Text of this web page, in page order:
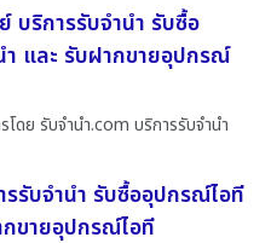
บริการรับจำนำ รับซื้อ
และ รับฝากขายอุปกรณ์
ดย รับจํานํา.com บริการรับจำนำ
รรับจำนำ รับซื้ออุปกรณ์ไอที
ขายอุปกรณ์ไอที